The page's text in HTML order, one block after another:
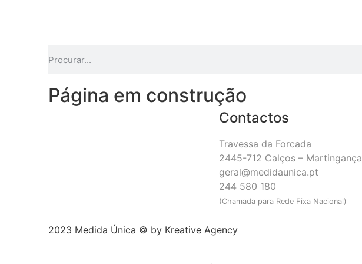
Página em construção
Contactos
Travessa da Forcada
2445-712 Calços – Martingança
geral@medidaunica.pt
244 580 180
(Chamada para Rede Fixa Nacional)
2023 Medida Única © by Kreative Agency